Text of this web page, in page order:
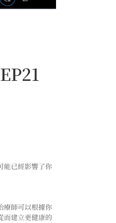
能已經影響了你
療師可以根據你
而建立更健康的